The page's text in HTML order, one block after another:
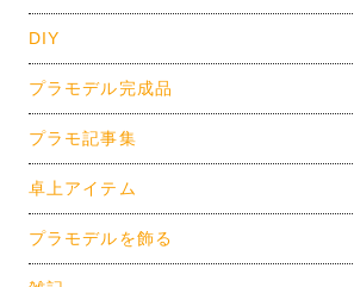
DIY
プラモデル完成品
プラモ記事集
卓上アイテム
プラモデルを飾る